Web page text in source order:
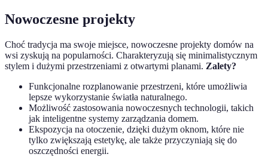
Nowoczesne projekty
Choć tradycja ma swoje miejsce, nowoczesne projekty domów na
wsi zyskują na popularności. Charakteryzują się minimalistycznym
stylem i dużymi przestrzeniami z otwartymi planami. Zalety?
Funkcjonalne rozplanowanie przestrzeni, które umożliwia
lepsze wykorzystanie światła naturalnego.
Możliwość zastosowania nowoczesnych technologii, takich
jak inteligentne systemy zarządzania domem.
Ekspozycja na otoczenie, dzięki dużym oknom, które nie
tylko zwiększają estetykę, ale także przyczyniają się do
oszczędności energii.